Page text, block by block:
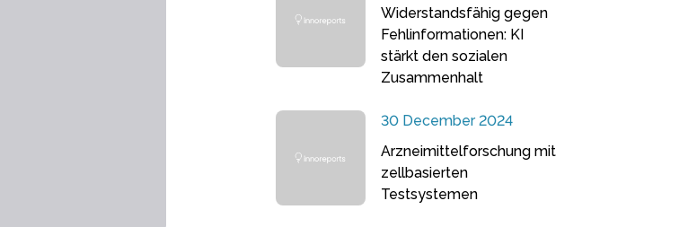
Widerstandsfähig gegen
Fehlinformationen: KI
stärkt den sozialen
Zusammenhalt
30 December 2024
Arzneimittelforschung mit
zellbasierten
Testsystemen